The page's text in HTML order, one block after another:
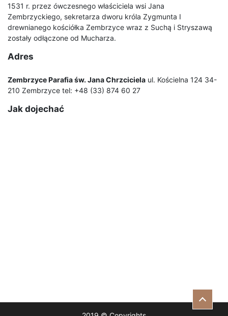
1531 r. przez ówczesnego właściciela wsi Jana
Zembrzyckiego, sekretarza dworu króla Zygmunta I
drewnianego kościółka Zembrzyce wraz z Suchą i Stryszawą
zostały odłączone od Mucharza.
Adres
Zembrzyce Parafia św. Jana Chrzciciela ul. Kościelna 124 34-
210 Zembrzyce tel: +48 (33) 874 60 27
Jak dojechać